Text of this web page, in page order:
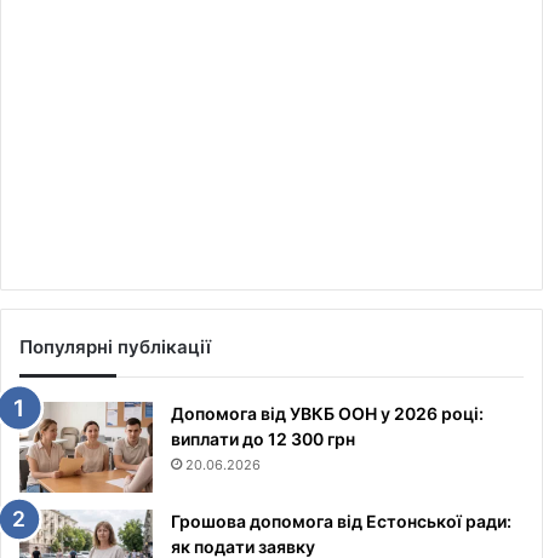
Популярні публікації
Допомога від УВКБ ООН у 2026 році:
виплати до 12 300 грн
20.06.2026
Грошова допомога від Естонської ради:
як подати заявку